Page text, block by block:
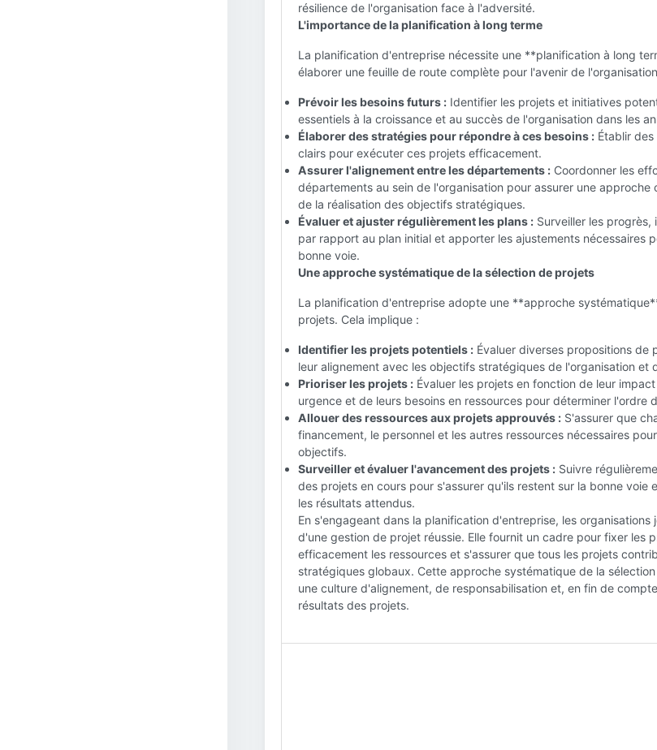
résilience de l'organisation face à l'adversité.
L'importance de la planification à long terme
La planification d'entreprise nécessite une **planification à long
élaborer une feuille de route complète pour l'avenir de
Prévoir les besoins futurs : Identifier les projets et initiatives
essentiels à la croissance et au succès de l'organisation dans les
Élaborer des stratégies pour répondre à ces besoins : Établir
clairs pour exécuter ces projets efficacement.
Assurer l'alignement entre les départements : Coordonner les
départements au sein de l'organisation pour assurer une approche
de la réalisation des objectifs stratégiques.
Évaluer et ajuster régulièrement les plans : Surveiller les
par rapport au plan initial et apporter les ajustements nécessaires
bonne voie.
Une approche systématique de la sélection de projets
La planification d'entreprise adopte une **approche
projets. Cela implique :
Identifier les projets potentiels : Évaluer diverses propositions de
leur alignement avec les objectifs stratégiques de l'organisation et
Prioriser les projets : Évaluer les projets en fonction de leur
urgence et de leurs besoins en ressources pour déterminer l'ordre
Allouer des ressources aux projets approuvés : S'assurer que
financement, le personnel et les autres ressources nécessaires
objectifs.
Surveiller et évaluer l'avancement des projets : Suivre
des projets en cours pour s'assurer qu'ils restent sur la bonne voie
les résultats attendus.
En s'engageant dans la planification d'entreprise, les organisations
d'une gestion de projet réussie. Elle fournit un cadre pour fixer les
efficacement les ressources et s'assurer que tous les projets
stratégiques globaux. Cette approche systématique de la
une culture d'alignement, de responsabilisation et, en fin de
résultats des projets.